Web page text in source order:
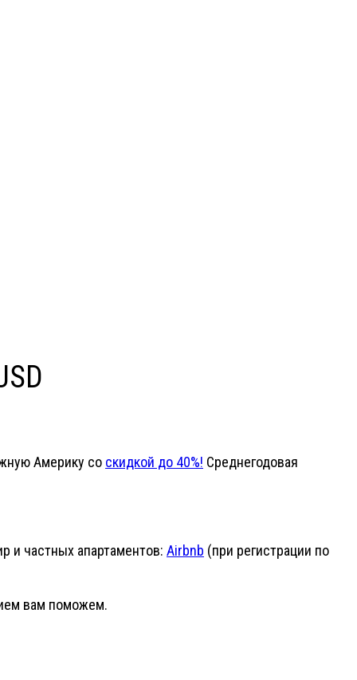
Америку со скидкой до 40%! Среднегодовая
и частных апартаментов: Airbnb (при регистрации по
вам поможем.